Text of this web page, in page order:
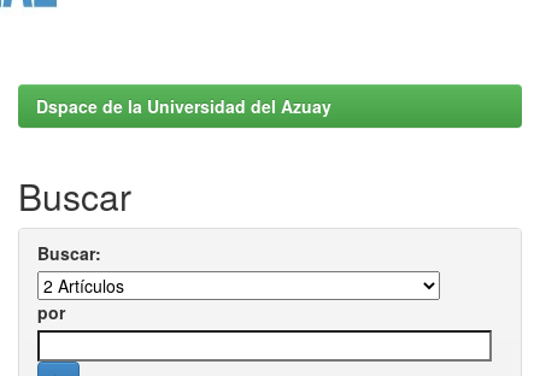
Dspace de la Universidad del Azuay
Buscar
Buscar:
por